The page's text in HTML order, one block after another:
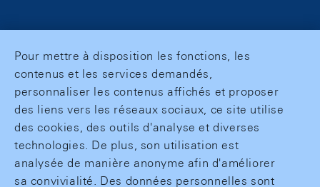
Pour mettre à disposition les fonctions, les
contenus et les services demandés,
personnaliser les contenus affichés et proposer
des liens vers les réseaux sociaux, ce site utilise
des cookies, des outils d'analyse et diverses
technologies. De plus, son utilisation est
analysée de manière anonyme afin d'améliorer
sa convivialité. Des données personnelles sont